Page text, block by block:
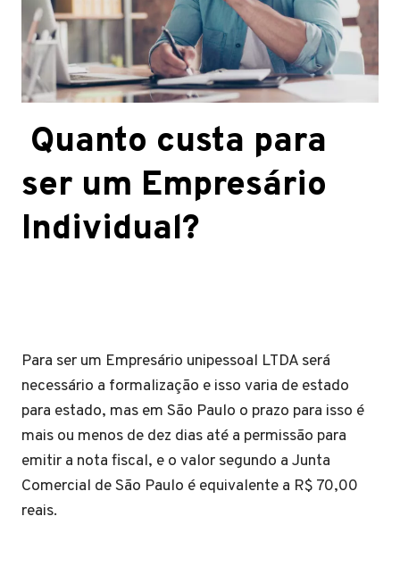
Quanto custa para
ser um Empresário
Individual?
Para ser um Empresário unipessoal LTDA será
necessário a formalização e isso varia de estado
para estado, mas em São Paulo o prazo para isso é
mais ou menos de dez dias até a permissão para
emitir a nota fiscal, e o valor segundo a Junta
Comercial de São Paulo é equivalente a R$ 70,00
reais.